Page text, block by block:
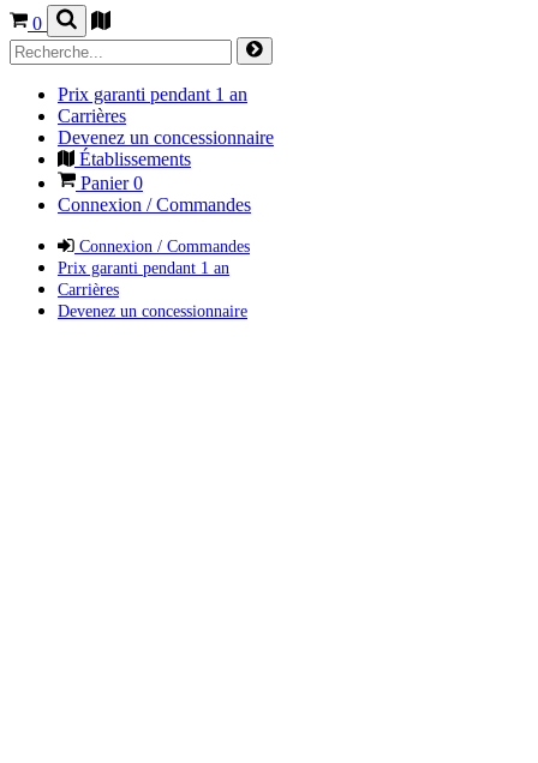
0
Prix garanti pendant 1 an
Carrières
Devenez un concessionnaire
Établissements
Panier0
Connexion / Commandes
Connexion / Commandes
Prix garanti pendant 1 an
Carrières
Devenez un concessionnaire